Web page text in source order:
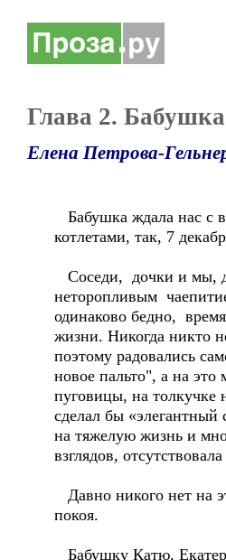
Глава 2.
Елена Петрова-
Бабушка ждала нас с
котлетами, так, 7
Соседи, дочки и мы,
неторопливым
одинаково бедно,
жизни. Никогда никто
поэтому радовались
новое пальто", а на
пуговицы, на толкучке
сделал бы
на тяжелую жизнь и
взглядов,
Давно никого нет на
покоя.
Бабушку Катю,